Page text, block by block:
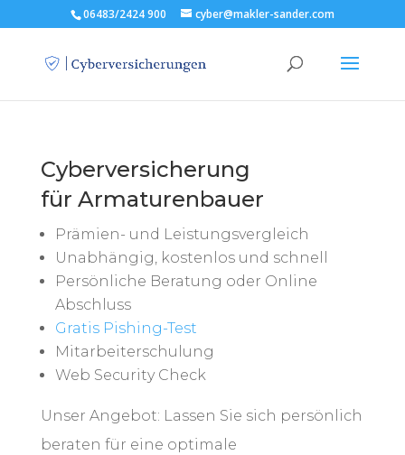
06483/2424 900 cyber@makler-sander.com
Cyberversicherung
für Armaturenbauer
Prämien- und Leistungsvergleich
Unabhängig, kostenlos und schnell
Persönliche Beratung oder Online
Abschluss
Gratis Pishing-Test
Mitarbeiterschulung
Web Security Check
Unser Angebot: Lassen Sie sich persönlich
beraten für eine optimale